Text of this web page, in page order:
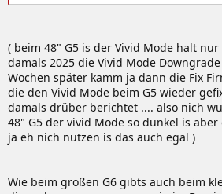
( beim 48" G5 is der Vivid Mode halt
damals 2025 die Vivid Mode
Wochen später kamm ja dann die Fix
die den Vivid Mode beim G5 wieder
damals drüber berichtet .... also nich
48" G5 der vivid Mode so dunkel is
ja eh nich nutzen is das auch egal )
Wie beim großen G6 gibts auch beim